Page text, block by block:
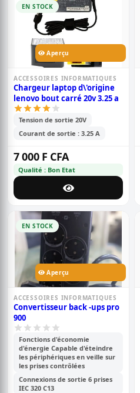
EN STOCK
Aperçu
ACCESSOIRES INFORMATIQUES
Chargeur laptop d\'origine
lenovo bout carré 20v 3.25 a
Tension de sortie 20V
Courant de sortie : 3.25 A
7 000 F CFA
Qualité : Bon Etat
EN STOCK
Aperçu
ACCESSOIRES INFORMATIQUES
Convertisseur back -ups pro
900
Fonctions d'économie
d'énergie Capable d'éteindre
les périphériques en veille sur
les prises contrôlées
Connexions de sortie 6 prises
IEC 320 C13